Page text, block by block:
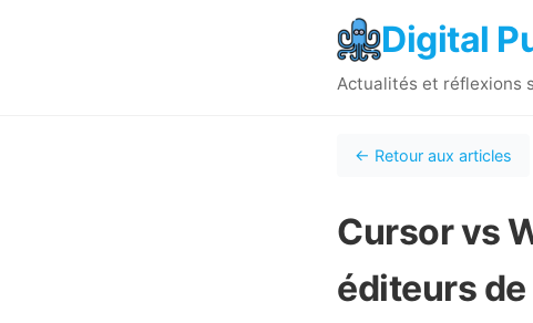
Digital
Actualités et réflexions
← Retour aux articles
Cursor vs
éditeurs